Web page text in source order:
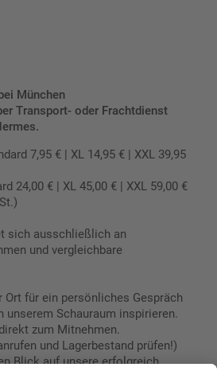
München
Transport- oder Frachtdienst
7,95 € | XL 14,95 € | XXL 39,95
24,00 € | XL 45,00 € | XXL 59,00 €
sich ausschließlich an
und vergleichbare
Ort für ein persönliches Gespräch
unserem Schauraum inspirieren.
zum Mitnehmen.
und Lagerbestand prüfen!)
Blick auf unsere erfolgreich